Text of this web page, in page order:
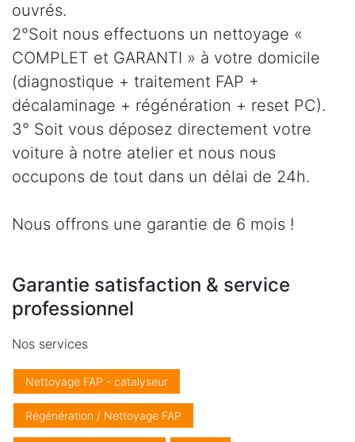
ouvrés.
2°Soit nous effectuons un nettoyage «
COMPLET et GARANTI » à votre domicile
(diagnostique + traitement FAP +
décalaminage + régénération + reset PC).
3° Soit vous déposez directement votre
voiture à notre atelier et nous nous
occupons de tout dans un délai de 24h.
Nous offrons une garantie de 6 mois !
Garantie satisfaction & service
professionnel
Nos services
Nettoyage FAP - catalyseur
Régénération / Nettoyage FAP